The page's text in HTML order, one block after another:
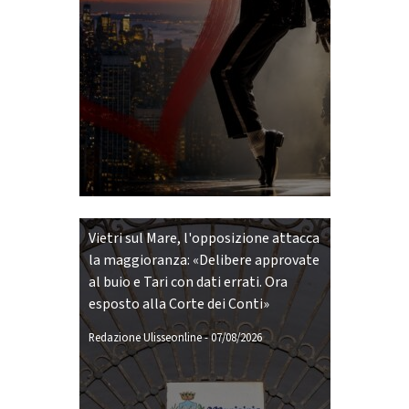
Vietri sul Mare, l'opposizione attacca
la maggioranza: «Delibere approvate
al buio e Tari con dati errati. Ora
esposto alla Corte dei Conti»
Redazione Ulisseonline-07/08/2026